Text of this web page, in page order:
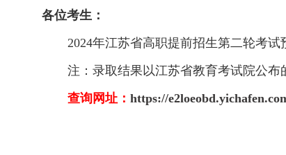
各位考生：
2024年江苏省高职提前招生第二轮考
注：录取结果以江苏省教育考试院公布
查询网址： https://